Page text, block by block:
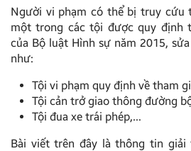
Người vi phạm có thể bị truy cứu
một trong các tội được quy định
của Bộ luật Hình sự năm 2015,
như:
Tội vi phạm quy định về tham
Tội cản trở giao thông đường
Tội đua xe trái phép,…
Bài viết trên đây là thông tin giải